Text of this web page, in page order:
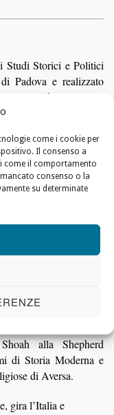
come i cookie per
Il consenso a
come il comportamento
consenso o la
su determinate
Studi Storici e Politici
Padova e realizzato
e sull’ebraismo. Ha
e Storia della
di Gerusalemme e la
la Seconda Guerra
si è arricchito di
d’Europa, tra cui
Israele nella Scuola
uno presso il Senato
alla Shepherd
di Storia Moderna e
di Aversa.
gira l’Italia e